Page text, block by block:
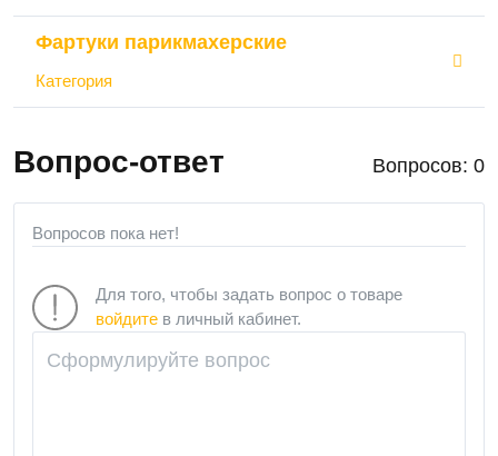
Фартуки парикмахерские
Категория
Вопрос-ответ Вопросов: 0
Вопросов пока нет!
Для того, чтобы задать вопрос о товаре
войдите в личный кабинет.